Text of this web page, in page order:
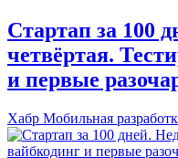
Стартап за 100
четвёртая.
и первые
Хабр Мобильная